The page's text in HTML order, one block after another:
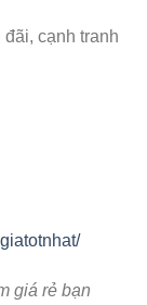
cạnh tranh
giá rẻ bạn